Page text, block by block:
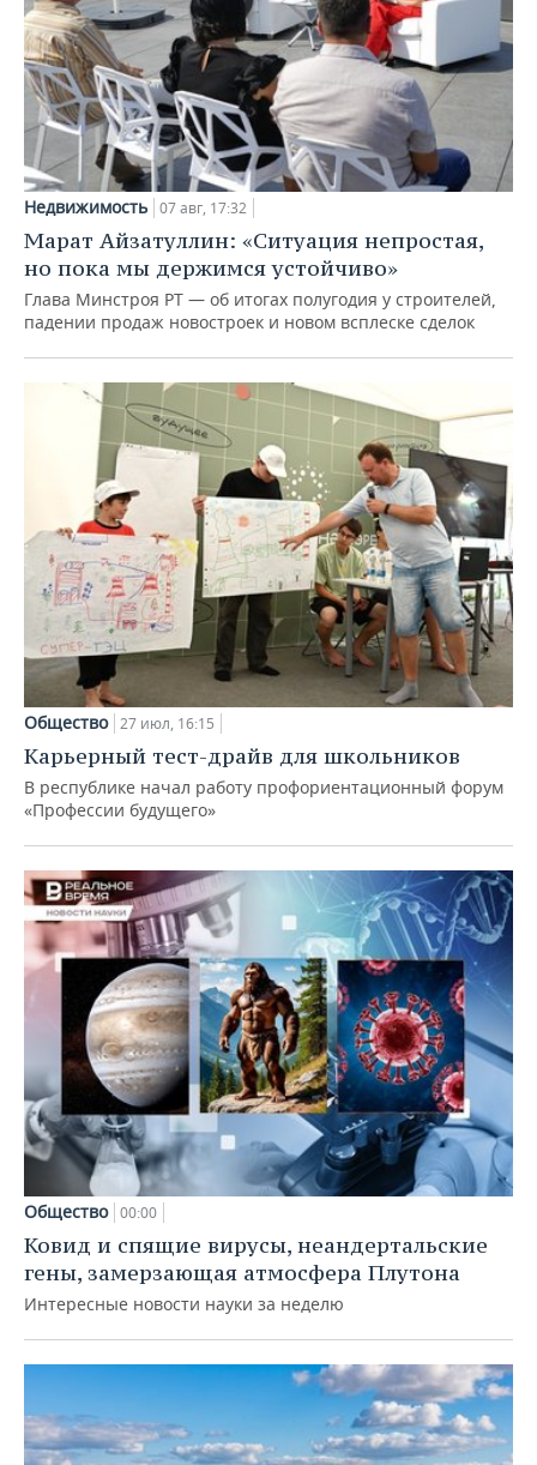
Недвижимость 07 авг, 17:32
Марат Айзатуллин: «Ситуация непростая,
но пока мы держимся устойчиво»
Глава Минстроя РТ — об итогах полугодия у строителей,
падении продаж новостроек и новом всплеске сделок
Общество 27 июл, 16:15
Карьерный тест-драйв для школьников
В республике начал работу профориентационный форум
«Профессии будущего»
Общество 00:00
Ковид и спящие вирусы, неандертальские
гены, замерзающая атмосфера Плутона
Интересные новости науки за неделю